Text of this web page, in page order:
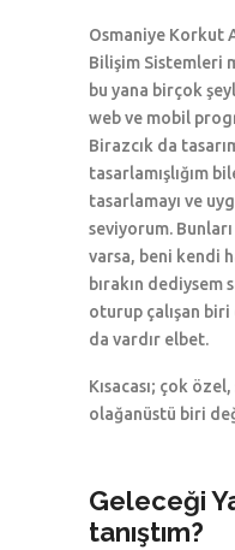
Osmaniye Korkut
Bilişim Sistemleri
bu yana birçok
web ve mobil
Birazcık da
tasarlamışlığım
tasarlamayı ve
seviyorum.
varsa, beni kendi
bırakın dediysem
oturup çalışan
da vardır elbet.
Kısacası; çok
olağanüstü biri
Geleceği
tanıştım?